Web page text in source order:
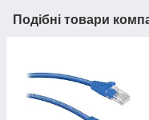
Подібні товари